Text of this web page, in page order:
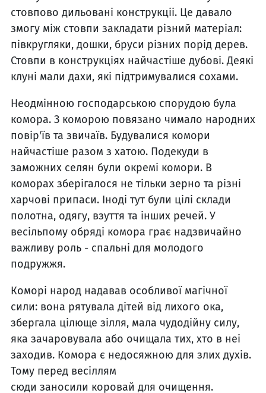
стовпово дильовані конструкціі. Це давало
змогу між стовпи закладати різний матеріал:
півкругляки, дошки, бруси різних порід дерев.
Стовпи в конструкціях найчастіше дубові. Деякі
клуні мали дахи, які підтримувалися сохами.
Неодмінною господарською спорудою була
комора. З коморою повязано чимало народних
повір'їв та звичаїв. Будувалися комори
найчастіше разом з хатою. Подекуди в
заможних селян були окремі комори. В
коморах зберігалося не тільки зерно та різні
харчові припаси. Іноді тут були цілі склади
полотна, одягу, взуття та інших речей. У
весільпому обряді комора грає надзвичайно
важливу роль - спальні для молодого
подружжя.
Коморі народ надавав особливої магічної
сили: вона рятувала дітей від лихого ока,
збергала цілюще зілля, мала чудодійну силу,
яка зачаровувала або очищала тих, хто в неі
заходив. Комора є недосяжною для злих духів.
Тому перед весіллям
сюди заносили коровай для очищення.